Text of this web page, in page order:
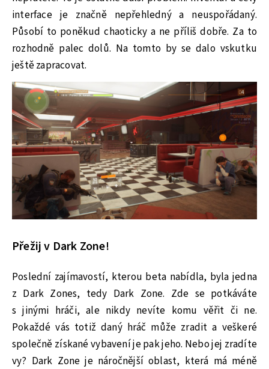
interface je značně nepřehledný a neuspořádaný.
Působí to poněkud chaoticky a ne příliš dobře. Za to
rozhodně palec dolů. Na tomto by se dalo vskutku
ještě zapracovat.
Přežij v Dark Zone!
Poslední zajímavostí, kterou beta nabídla, byla jedna
z Dark Zones, tedy Dark Zone. Zde se potkáváte
s jinými hráči, ale nikdy nevíte komu věřit či ne.
Pokaždé vás totiž daný hráč může zradit a veškeré
společně získané vybavení je pak jeho. Nebo jej zradíte
vy? Dark Zone je náročnější oblast, která má méně